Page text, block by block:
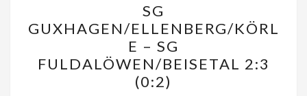
GUXHAGEN/ELLENBERG/
–
SG
FULDALÖWEN/BEISETAL
2:3
SG
GUXHAGEN/ELLENBERG/KÖRL
E – SG
FULDALÖWEN/BEISETAL 2:3
(0:2)